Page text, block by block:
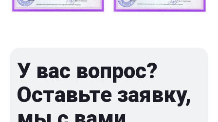
У вас вопрос?
Оставьте заявку,